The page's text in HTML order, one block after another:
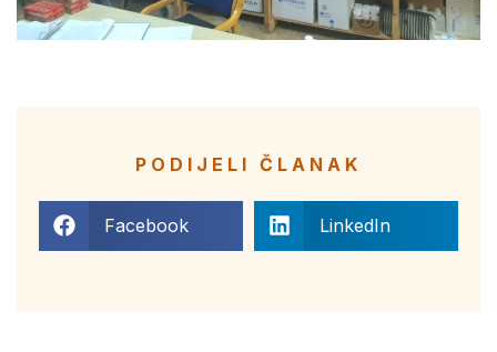
PODIJELI ČLANAK
Facebook LinkedIn